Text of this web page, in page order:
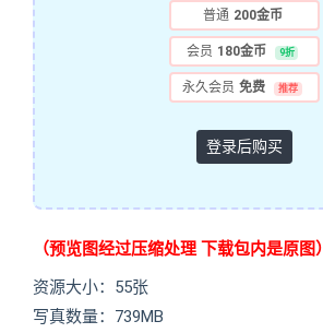
普通 200金币
会员 180金币 9折
永久会员 免费 推荐
登录后购买
（预览图经过压缩处理 下载包内是原图）
资源大小：55张
写真数量：739MB